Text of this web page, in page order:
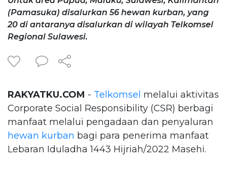
(Pamasuka) disalurkan 56 hewan kurban, yang
20 di antaranya disalurkan di wilayah Telkomsel
Regional Sulawesi.
RAKYATKU.COM - Telkomsel melalui aktivitas
Corporate Social Responsibility (CSR) berbagi
manfaat melalui pengadaan dan penyaluran
hewan kurban bagi para penerima manfaat
Lebaran Iduladha 1443 Hijriah/2022 Masehi.